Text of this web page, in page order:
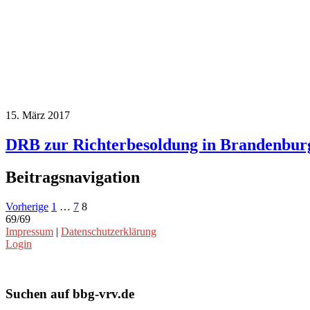
15. März 2017
DRB zur Richterbesoldung in
Beitragsnavigation
Vorherige 1 … 7 8
69/69
Impressum | Datenschutzerklärung
Login
Suchen auf bbg-vrv.de